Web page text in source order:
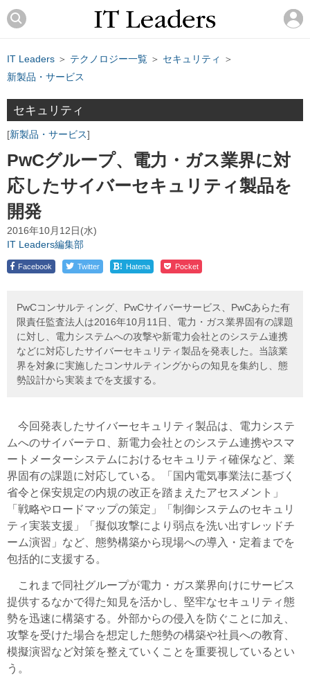
IT Leaders ＞ テクノロジー一覧 ＞ セキュリティ
＞
新製品・サービス
セキュリティ
新製品・サービス
PwCグループ、電力・ガス業界に対
応したサイバーセキュリティ製品を
開発
2016年10月12日(水)
IT Leaders編集部
Facebook Twitter ! Hatena Pocket
PwCコンサルティング、PwCサイバーサービス、PwCあらた有
限責任監査法人は2016年10月11日、電力・ガス業界固有の課題
に対し、電力システムへの攻撃や新電力会社とのシステム連携
などに対応したサイバーセキュリティ製品を発表した。当該業
界を対象に実施したコンサルティングからの知見を集約し、態
勢設計から実装までを支援する。
今回発表したサイバーセキュリティ製品は、電力システ
ムへのサイバーテロ、新電力会社とのシステム連携やスマ
ートメーターシステムにおけるセキュリティ確保など、業
界固有の課題に対応している。「国内電気事業法に基づく
省令と保安規定の内規の改正を踏まえたアセスメント」
「戦略やロードマップの策定」「制御システムのセキュリ
ティ実装支援」「擬似攻撃により弱点を洗い出すレッドチ
ーム演習」など、態勢構築から現場への導入・定着までを
包括的に支援する。
これまで同社グループが電力・ガス業界向けにサービス
提供するなかで得た知見を活かし、堅牢なセキュリティ態
勢を迅速に構築する。外部からの侵入を防ぐことに加え、
攻撃を受けた場合を想定した態勢の構築や社員への教育、
模擬演習など対策を整えていくことを重要視しているとい
う。